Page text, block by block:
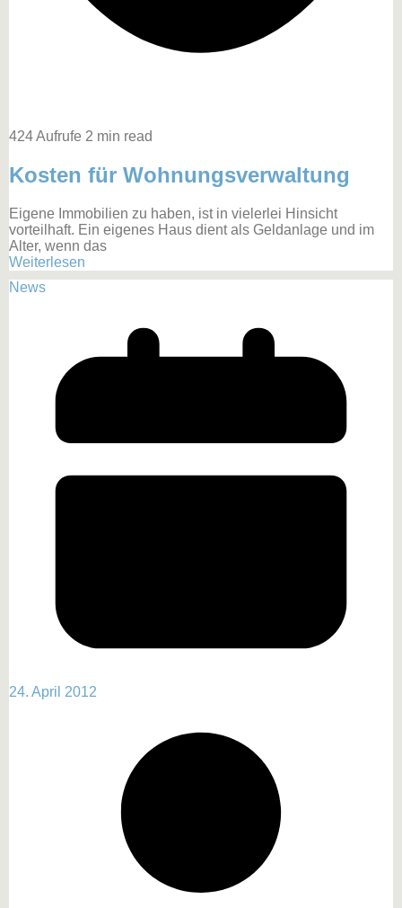
424 Aufrufe 2 min read
Kosten für Wohnungsverwaltung
Eigene Immobilien zu haben, ist in vielerlei Hinsicht
vorteilhaft. Ein eigenes Haus dient als Geldanlage und im
Alter, wenn das
Weiterlesen
News
24. April 2012